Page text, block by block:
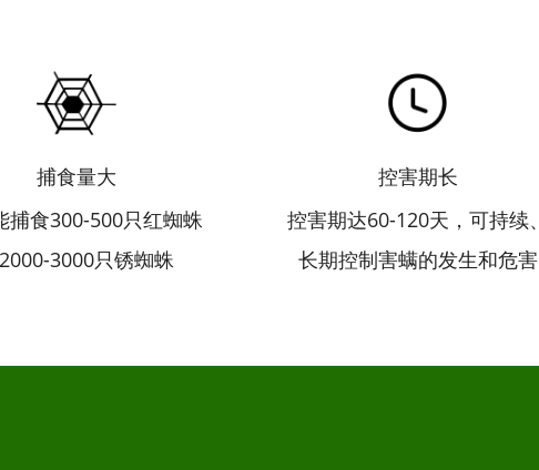
捕食量大
捕食300-500只红蜘蛛
3000只锈蜘蛛
控害期长
控害期达60-120天，可持续、
长期控制害螨的发生和危害